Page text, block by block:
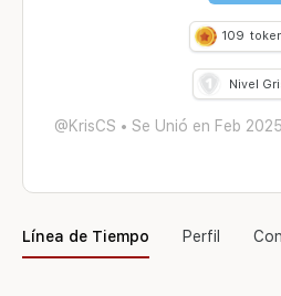
109
Nivel
@KrisCS • Se Unió en Feb 2025
Línea de Tiempo Perfil